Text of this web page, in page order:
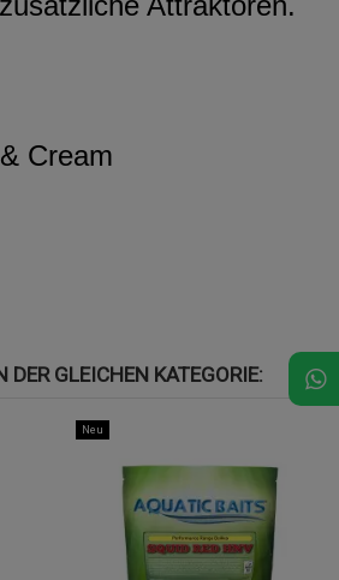
Cream
DER GLEICHEN KATEGORIE:
Neu